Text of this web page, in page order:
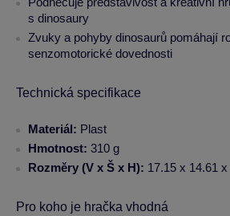
s dinosaury
Zvuky a pohyby dinosaurů pomáhají
senzomotorické dovednosti
Technická specifikace
Materiál: Plast
Hmotnost: 310 g
Rozměry (V x Š x H): 17.15 x 14.61
Pro koho je hračka vhodná